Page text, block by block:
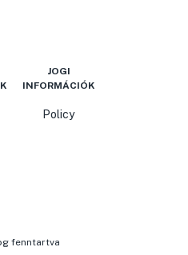
JOGI
INFORMÁCIÓK
Policy
fenntartva